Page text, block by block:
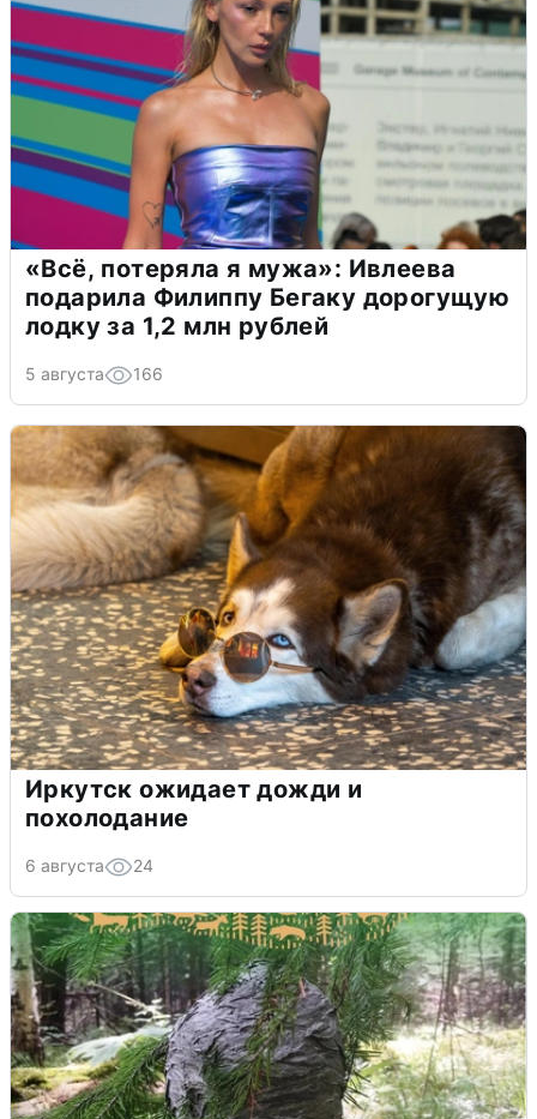
«Всё, потеряла я мужа»: Ивлеева
подарила Филиппу Бегаку дорогущую
лодку за 1,2 млн рублей
5 августа 166
Иркутск ожидает дожди и
похолодание
6 августа 24